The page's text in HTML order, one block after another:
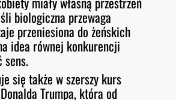
biologiczna przewaga
przeniesiona do żeńskich
idea równej konkurencji
sens.
się także w szerszy kurs
Trumpa, która od